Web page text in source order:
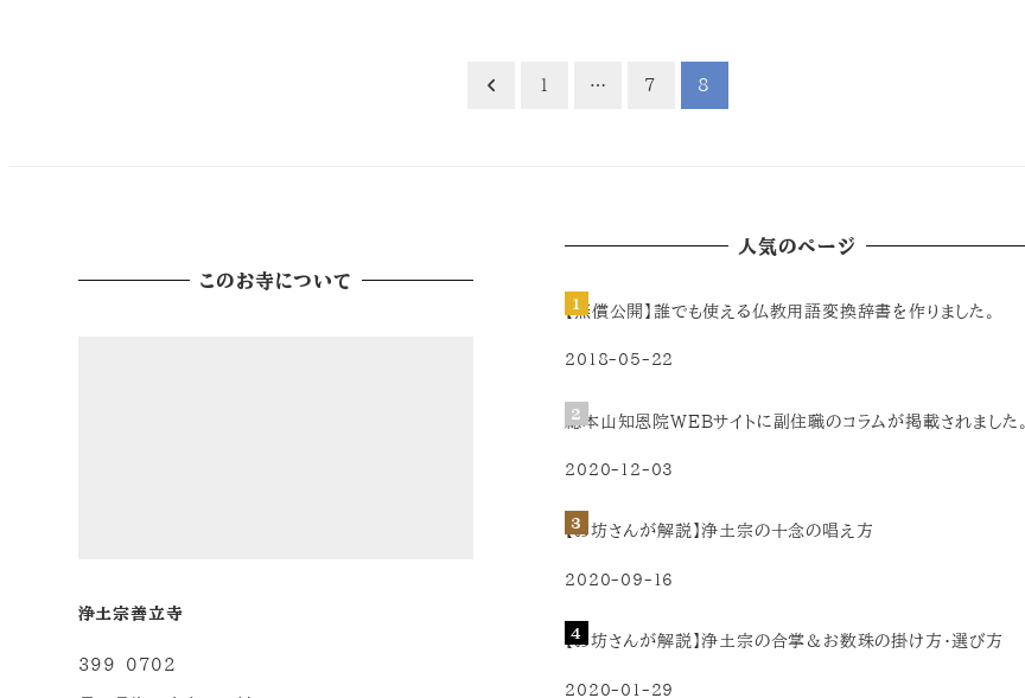
1 … 7 8
このお寺について
浄土宗善立寺
399-0702
人気のページ
【無償公開】誰でも使える仏教用語変換辞書を作りました。
2018-05-22
総本山知恩院WEBサイトに副住職のコラムが掲載されました。
2020-12-03
【お坊さんが解説】浄土宗の十念の唱え方
2020-09-16
【お坊さんが解説】浄土宗の合掌＆お数珠の掛け方・選び方
2020-01-29